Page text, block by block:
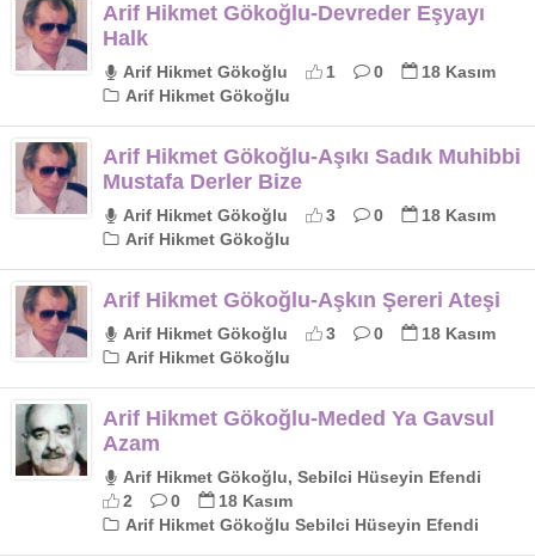
Arif Hikmet Gökoğlu-Devreder Eşyayı
Halk
Arif Hikmet Gökoğlu 1 0
18 Kasım
Arif Hikmet Gökoğlu
Arif Hikmet Gökoğlu-Aşıkı Sadık Muhibbi
Mustafa Derler Bize
Arif Hikmet Gökoğlu 3 0
18 Kasım
Arif Hikmet Gökoğlu
Arif Hikmet Gökoğlu-Aşkın Şereri Ateşi
Arif Hikmet Gökoğlu 3 0
18 Kasım
Arif Hikmet Gökoğlu
Arif Hikmet Gökoğlu-Meded Ya Gavsul
Azam
Arif Hikmet Gökoğlu, Sebilci Hüseyin Efendi
2
0
18 Kasım
Arif Hikmet Gökoğlu Sebilci Hüseyin Efendi